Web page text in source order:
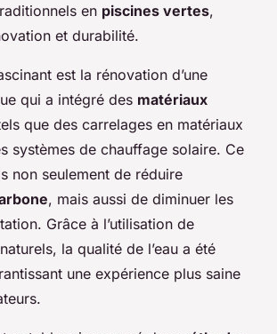
en piscines vertes,
et durabilité.
est la rénovation d’une
qui a intégré des matériaux
que des carrelages en matériaux
systèmes de chauffage solaire. Ce
non seulement de réduire
, mais aussi de diminuer les
Grâce à l’utilisation de
la qualité de l’eau a été
une expérience plus saine